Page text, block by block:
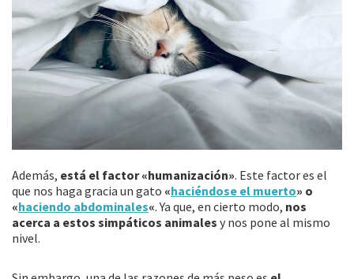
Además, está el factor «humanización». Este factor es el
que nos haga gracia un gato «haciéndose el muerto» o
«haciendo abdominales«. Ya que, en cierto modo, nos
acerca a estos simpáticos animales y nos pone al mismo
nivel.